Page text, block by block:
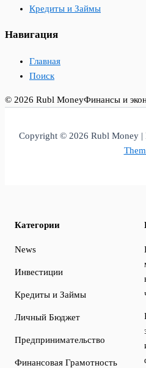
Кредиты и Займы
Навигация
Главная
Поиск
© 2026 Rubl MoneyФинансы и
Copyright © 2026 Rubl Money |
Категории
News
Инвестиции
Кредиты и Займы
Личный Бюджет
Предпринимательство
Финансовая Грамотность